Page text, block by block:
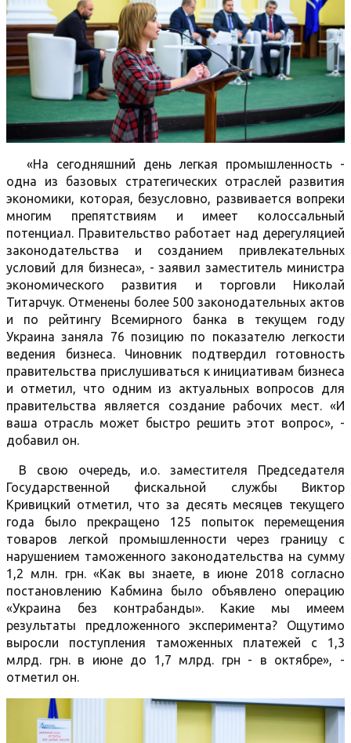
«На сегодняшний день легкая промышленность -
одна из базовых стратегических отраслей развития
экономики, которая, безусловно, развивается вопреки
многим препятствиям и имеет колоссальный
потенциал. Правительство работает над дерегуляцией
законодательства и созданием привлекательных
условий для бизнеса», - заявил заместитель министра
экономического развития и торговли Николай
Титарчук. Отменены более 500 законодательных актов
и по рейтингу Всемирного банка в текущем году
Украина заняла 76 позицию по показателю легкости
ведения бизнеса. Чиновник подтвердил готовность
правительства прислушиваться к инициативам бизнеса
и отметил, что одним из актуальных вопросов для
правительства является создание рабочих мест. «И
ваша отрасль может быстро решить этот вопрос», -
добавил он.
В свою очередь, и.о. заместителя Председателя
Государственной фискальной службы Виктор
Кривицкий отметил, что за десять месяцев текущего
года было прекращено 125 попыток перемещения
товаров легкой промышленности через границу с
нарушением таможенного законодательства на сумму
1,2 млн. грн. «Как вы знаете, в июне 2018 согласно
постановлению Кабмина было объявлено операцию
«Украина без контрабанды». Какие мы имеем
результаты предложенного эксперимента? Ощутимо
выросли поступления таможенных платежей с 1,3
млрд. грн. в июне до 1,7 млрд. грн - в октябре», -
отметил он.